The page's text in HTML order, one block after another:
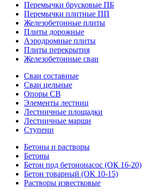
Перемычки брусковые ПБ
Перемычки плитные ПП
Железобетонные плиты
Плиты дорожные
Аэродромные плиты
Плиты перекрытия
Железобетонные сваи
Сваи составные
Сваи цельные
Опоры СВ
Элементы лестниц
Лестничные площадки
Лестничные марши
Ступени
Бетоны и растворы
Бетоны
Бетон под бетононасос (ОК 16-20)
Бетон товарный (ОК 10-15)
Растворы известковые